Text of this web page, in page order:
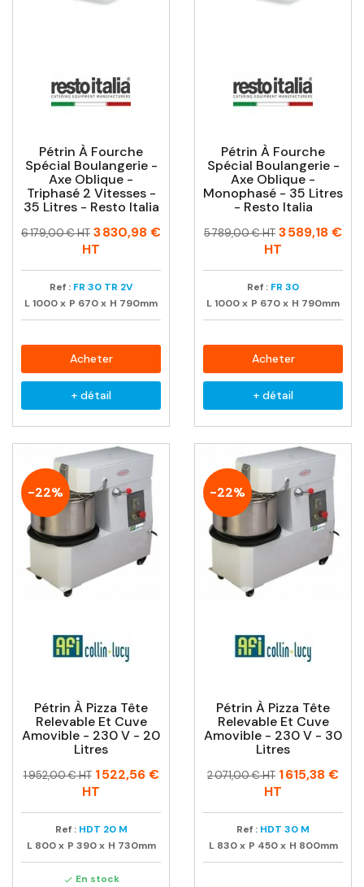
Pétrin À Fourche
Spécial Boulangerie -
Axe Oblique -
Triphasé 2 Vitesses -
35 Litres - Resto Italia
Prix
Prix
6 179,00 € HT 3 830,98 €
HT
Ref : FR 30 TR 2V
L1000x P 670x H 790mm
Acheter
+ détail
Pétrin À Fourche
Spécial Boulangerie -
Axe Oblique -
Monophasé - 35 Litres
- Resto Italia
Prix
Prix
5 789,00 € HT 3 589,18 €
HT
Ref : FR 30
L1000x P 670x H 790mm
Acheter
+ détail
-22%
Pétrin À Pizza Tête
Relevable Et Cuve
Amovible - 230 V - 20
Litres
Prix
Prix
1 952,00 € HT 1 522,56 €
HT
Ref : HDT 20 M
L 800 x P 390 x H 730mm
 En stock
-22%
Pétrin À Pizza Tête
Relevable Et Cuve
Amovible - 230 V - 30
Litres
Prix
Prix
2 071,00 € HT 1 615,38 €
HT
Ref : HDT 30 M
L 830 x P 450 x H 800mm